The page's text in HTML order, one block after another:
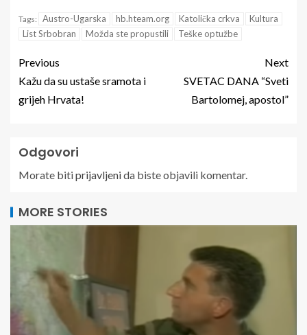
Tags: Austro-Ugarska hb.hteam.org Katolička crkva
Kultura
List Srbobran
Možda ste propustili Teške optužbe
Previous
Kažu da su ustaše sramota i
grijeh Hrvata!
Next
SVETAC DANA “Sveti
Bartolomej, apostol”
Odgovori
Morate bitiprijavljenida biste objavili komentar.
MORE STORIES